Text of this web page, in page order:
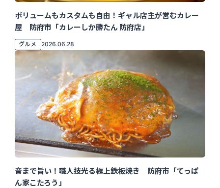
ボリュームもカスタムも自由！ギャル店主が営むカレー
屋 防府市「カレーしか勝たん 防府店」
グルメ 2026.06.28
音まで旨い！職人技光る極上鉄板焼き 防府市「てっぱ
ん家こたろう」